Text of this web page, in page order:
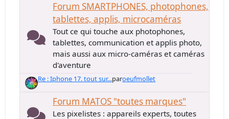
Forum SMARTPHONES, photophones,
tablettes, applis, microcaméras
Tout ce qui touche aux photophones,
tablettes, communication et applis photo,
mais aussi aux micro-caméras et caméras
d'aventure
Re : Iphone 17. tout sur...paroeufmollet
Forum MATOS "toutes marques"
Les pixelistes : appareils experts, toutes